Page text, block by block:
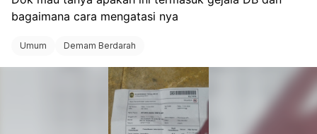
bagaimana cara mengatasi nya
Umum Demam Berdarah